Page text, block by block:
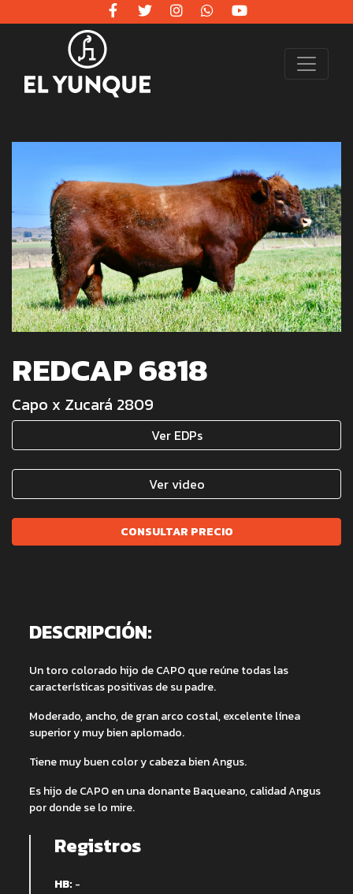
REDCAP 6818
Capo x Zucará 2809
Ver EDPs
Ver video
CONSULTAR PRECIO
DESCRIPCIÓN:
Un toro colorado hijo de CAPO que reúne todas las
características positivas de su padre.
Moderado, ancho, de gran arco costal, excelente línea
superior y muy bien aplomado.
Tiene muy buen color y cabeza bien Angus.
Es hijo de CAPO en una donante Baqueano, calidad Angus
por donde se lo mire.
Registros
HB: -